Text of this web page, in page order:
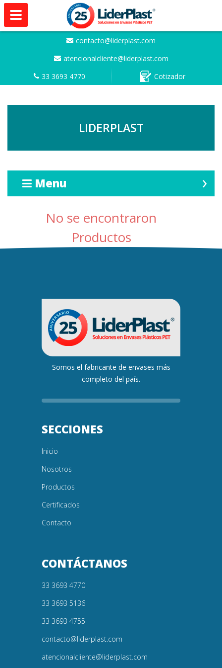
contacto@liderplast.com
atencionalcliente@liderplast.com
33 3693 4770
Cotizador
LIDERPLAST
Menu
No se encontraron
Productos
Somos el fabricante de envases más
completo del país.
SECCIONES
Inicio
Nosotros
Productos
Certificados
Contacto
CONTÁCTANOS
33 3693 4770
33 3693 5136
33 3693 4755
contacto@liderplast.com
atencionalcliente@liderplast.com